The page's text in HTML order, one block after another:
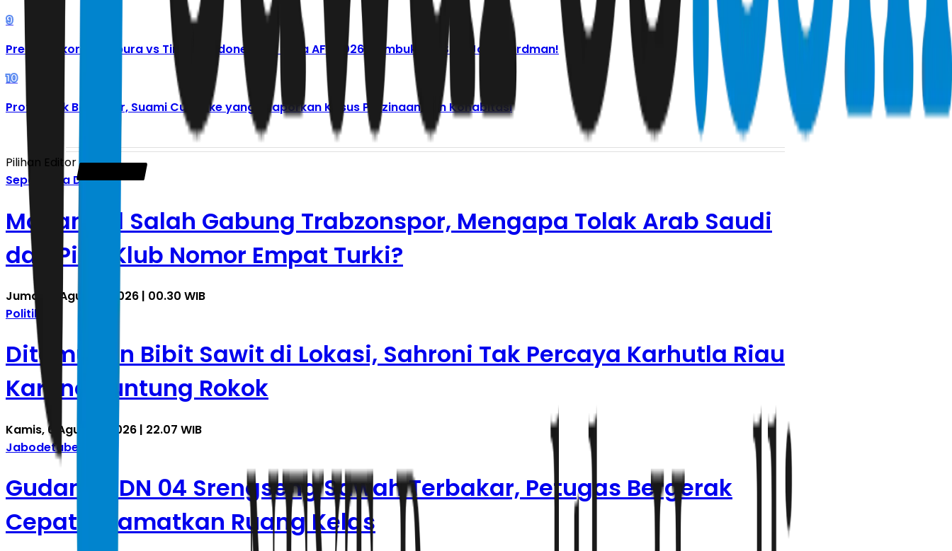
9
Prediksi Skor Singapura vs Timnas Indonesia di Piala AFF 2026: Pembuktian Sihir John Herdman!
10
Profil Malik Bawazier, Suami Cut Keke yang Dilaporkan Kasus Perzinaan dan Kohabitasi
Pilihan Editor
Sepak Bola Dunia
Mohamed Salah Gabung Trabzonspor, Mengapa Tolak Arab Saudi
dan Pilih Klub Nomor Empat Turki?
Jumat, 7 Agustus 2026 | 00.30 WIB
Politik
Ditemukan Bibit Sawit di Lokasi, Sahroni Tak Percaya Karhutla Riau
Karena Puntung Rokok
Kamis, 6 Agustus 2026 | 22.07 WIB
Jabodetabek
Gudang SDN 04 Srengseng Sawah Terbakar, Petugas Bergerak
Cepat Selamatkan Ruang Kelas